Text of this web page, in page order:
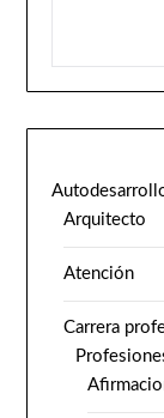
Arquitecto
Atención
Carrera